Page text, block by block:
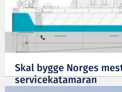
Skal bygge Norges
servicekatamaran